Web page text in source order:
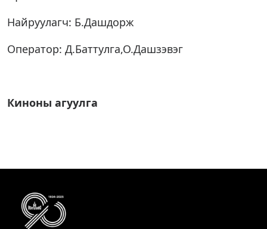
Найруулагч: Б.Дашдорж
Оператор: Д.Баттулга,О.Дашзэвэг
Киноны агуулга